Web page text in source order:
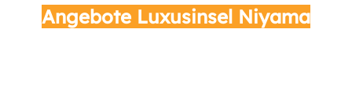
Angebote Luxusinsel Niyama